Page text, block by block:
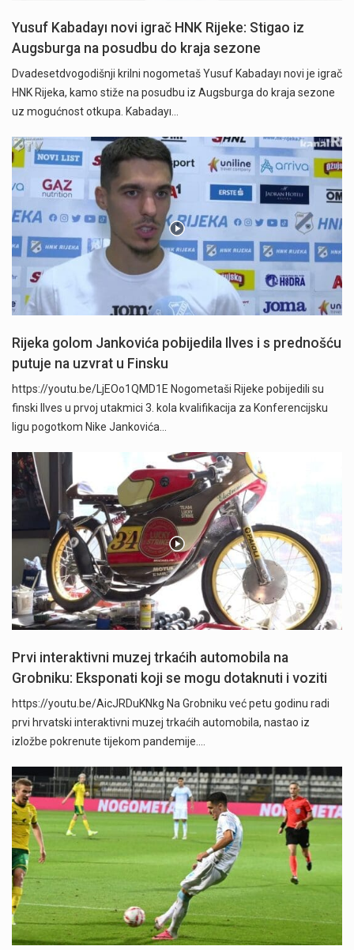
Yusuf Kabadayı novi igrač HNK Rijeke: Stigao iz
Augsburga na posudbu do kraja sezone
Dvadesetdvogodišnji krilni nogometaš Yusuf Kabadayı novi je igrač
HNK Rijeka, kamo stiže na posudbu iz Augsburga do kraja sezone
uz mogućnost otkupa. Kabadayı…
Rijeka golom Jankovića pobijedila Ilves i s prednošću
putuje na uzvrat u Finsku
https://youtu.be/LjEOo1QMD1E Nogometaši Rijeke pobijedili su
finski Ilves u prvoj utakmici 3. kola kvalifikacija za Konferencijsku
ligu pogotkom Nike Jankovića…
Prvi interaktivni muzej trkaćih automobila na
Grobniku: Eksponati koji se mogu dotaknuti i voziti
https://youtu.be/AicJRDuKNkg Na Grobniku već petu godinu radi
prvi hrvatski interaktivni muzej trkaćih automobila, nastao iz
izložbe pokrenute tijekom pandemije.…